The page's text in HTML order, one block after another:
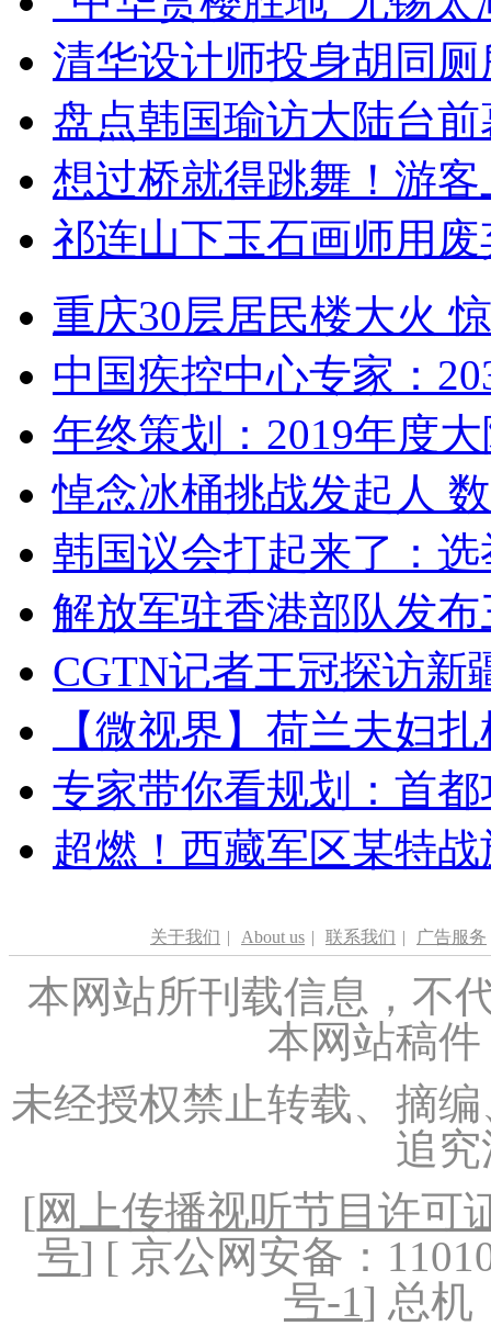
清华设计师投身胡同
盘点韩国瑜访大陆台
想过桥就得跳舞！游客
祁连山下玉石画师用
重庆30层居民楼大火
中国疾控中心专家：
年终策划：2019年度
悼念冰桶挑战发起人
韩国议会打起来了：
解放军驻香港部队发
CGTN记者王冠探访新
【微视界】荷兰夫妇
专家带你看规划：首
超燃！西藏军区某特
关于我们 | About us | 联系我们 | 广告服务
本网站所刊载信息，不
本网站稿
未经授权禁止转载、摘
追
[网上传播视听节目许可
号] [ 京公网安备：
号-1] 总机